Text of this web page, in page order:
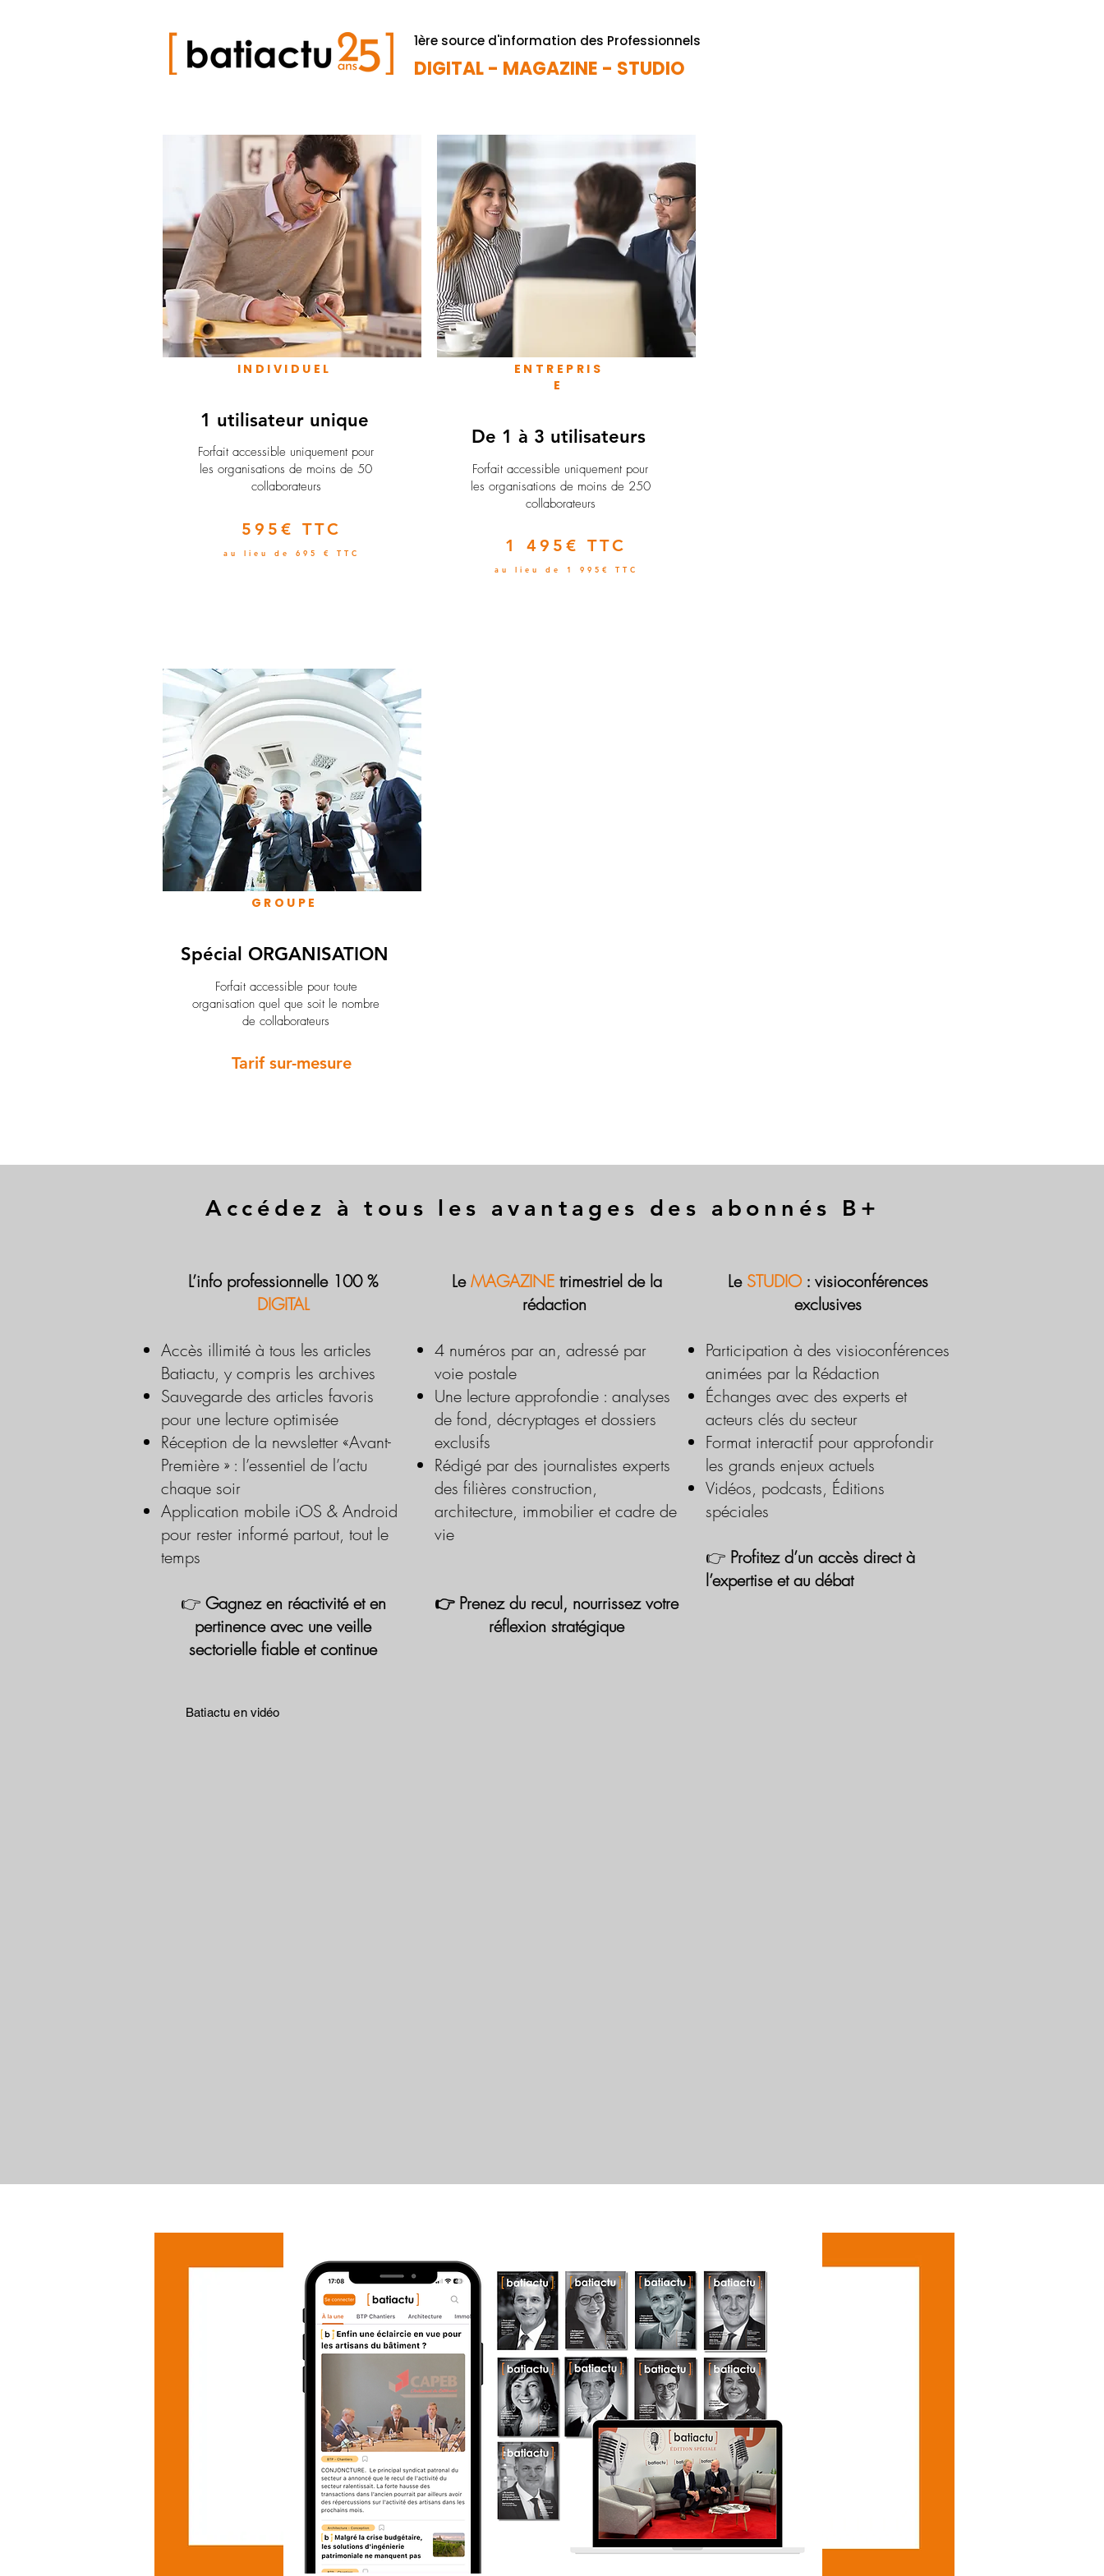
1ère source d'information des Professionnels
DIGITAL - MAGAZINE - STUDIO
INDIVIDUEL
1 utilisateur unique
​Forfait accessible uniquement pour
les organisations de moins de 50
collaborateurs
595€ TTC
au lieu de 695 € TTC
ENTREPRIS
E
De 1 à 3 utilisateurs
Forfait accessible uniquement pour
les organisations de moins de 250
collaborateurs
1 495€ TTC
au lieu de 1 995€ TTC
GROUPE
Spécial ORGANISATION
Forfait accessible pour toute
organisation quel que soit le nombre
de collaborateurs
Tarif sur-mesure
Accédez à tous les avantages des abonnés B+
L’info professionnelle 100 %
DIGITAL
Accès illimité à tous les articles
Batiactu, y compris les archives
Sauvegarde des articles favoris
pour une lecture optimisée
Réception de la newsletter «Avant-
Première » : l’essentiel de l’actu
chaque soir
Application mobile iOS & Android
pour rester informé partout, tout le
temps
👉 Gagnez en réactivité et en
pertinence avec une veille
sectorielle fiable et continue
LeMAGAZINE trimestriel de la
rédaction
4 numéros par an, adressé par
voie postale
Une lecture approfondie : analyses
de fond, décryptages et dossiers
exclusifs
Rédigé par des journalistes experts
des filières construction,
architecture, immobilier et cadre de
vie
👉 Prenez du recul, nourrissez votre
réflexion stratégique
Le STUDIO : visioconférences
exclusives
Participation à des visioconférences
animées par la Rédaction
Échanges avec des experts et
acteurs clés du secteur
Format interactif pour approfondir
les grands enjeux actuels
Vidéos, podcasts, Éditions
spéciales
👉 Profitez d’un accès direct à
l’expertise et au débat
Batiactu en vidéo